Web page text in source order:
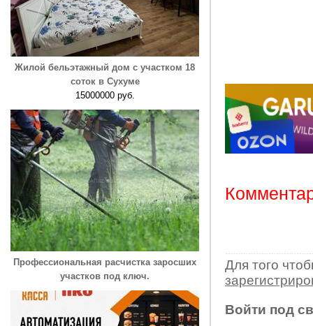
Жилой бельэтажный дом с участком 18
соток в Сухуме
15000000 руб.
Профессиональная расчистка заросших
участков под ключ.
Для того
Войти под